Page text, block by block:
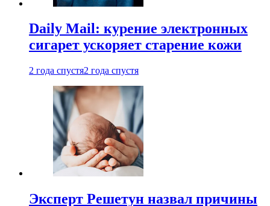
Daily Mail: курение электронных
сигарет ускоряет старение кожи
2 года спустя2 года спустя
Эксперт Решетун назвал причины